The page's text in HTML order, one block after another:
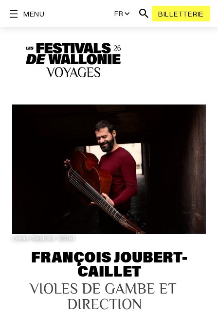
FR BILLETTERIE
MENU
©Jean-Baptiste Millot
FRANÇOIS JOUBERT-
CAILLET
VIOLES DE GAMBE ET
DIRECTION